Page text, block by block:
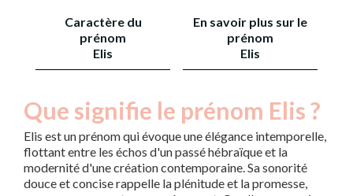
Caractère du
prénom
Elis
En savoir plus sur le
prénom
Elis
Que signifie le prénom Elis ?
Elis est un prénom qui évoque une élégance intemporelle,
flottant entre les échos d'un passé hébraïque et la
modernité d'une création contemporaine. Sa sonorité
douce et concise rappelle la plénitude et la promesse,